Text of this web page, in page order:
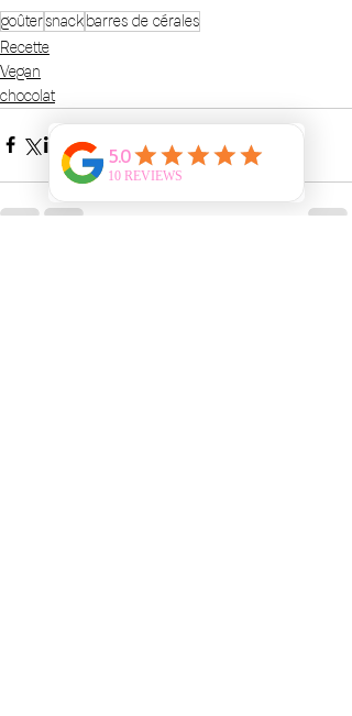
goûtersnackbarres de cérales
Recette
Vegan
chocolat